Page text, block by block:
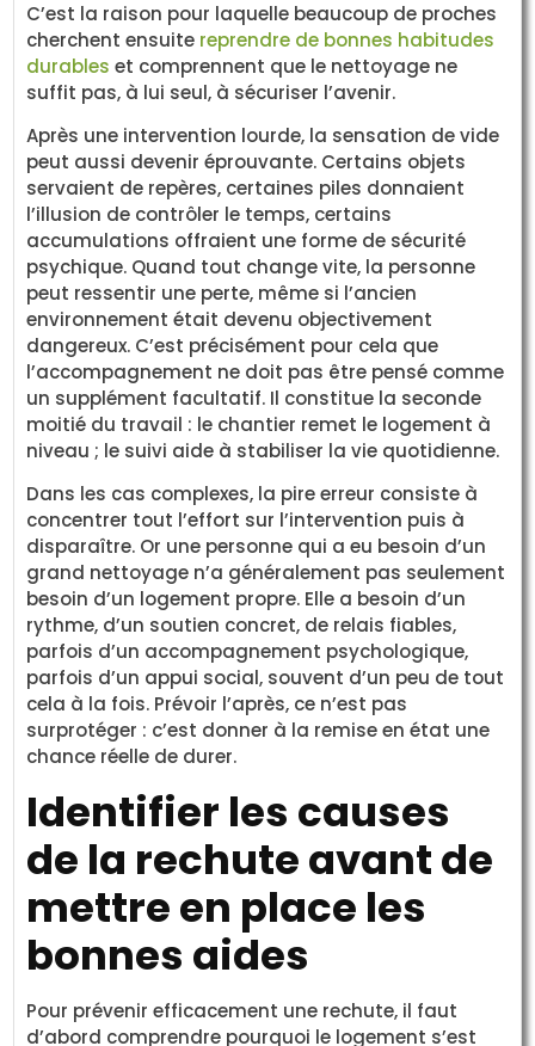
C’est la raison pour laquelle beaucoup de proches
cherchent ensuite reprendre de bonnes habitudes
durables et comprennent que le nettoyage ne
suffit pas, à lui seul, à sécuriser l’avenir.
Après une intervention lourde, la sensation de vide
peut aussi devenir éprouvante. Certains objets
servaient de repères, certaines piles donnaient
l’illusion de contrôler le temps, certains
accumulations offraient une forme de sécurité
psychique. Quand tout change vite, la personne
peut ressentir une perte, même si l’ancien
environnement était devenu objectivement
dangereux. C’est précisément pour cela que
l’accompagnement ne doit pas être pensé comme
un supplément facultatif. Il constitue la seconde
moitié du travail : le chantier remet le logement à
niveau ; le suivi aide à stabiliser la vie quotidienne.
Dans les cas complexes, la pire erreur consiste à
concentrer tout l’effort sur l’intervention puis à
disparaître. Or une personne qui a eu besoin d’un
grand nettoyage n’a généralement pas seulement
besoin d’un logement propre. Elle a besoin d’un
rythme, d’un soutien concret, de relais fiables,
parfois d’un accompagnement psychologique,
parfois d’un appui social, souvent d’un peu de tout
cela à la fois. Prévoir l’après, ce n’est pas
surprotéger : c’est donner à la remise en état une
chance réelle de durer.
Identifier les causes
de la rechute avant de
mettre en place les
bonnes aides
Pour prévenir efficacement une rechute, il faut
d’abord comprendre pourquoi le logement s’est